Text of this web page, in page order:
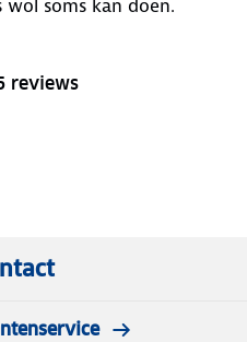
soms kan doen.
reviews